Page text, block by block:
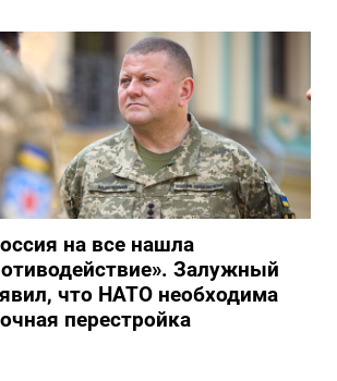
на все нашла
Залужный
что НАТО необходима
перестройка